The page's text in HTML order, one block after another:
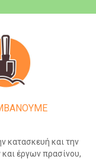
κατασκευή και την
έργων πρασίνου,